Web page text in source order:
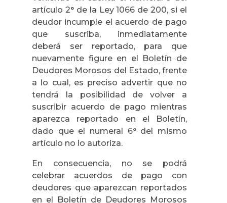
artículo 2° de la Ley 1066 de 200, si el
deudor incumple el acuerdo de pago
que suscriba, inmediatamente
deberá ser reportado, para que
nuevamente figure en el Boletín de
Deudores Morosos del Estado, frente
a lo cual, es preciso advertir que no
tendrá la posibilidad de volver a
suscribir acuerdo de pago mientras
aparezca reportado en el Boletín,
dado que el numeral 6° del mismo
artículo no lo autoriza.
En consecuencia, no se podrá
celebrar acuerdos de pago con
deudores que aparezcan reportados
en el Boletín de Deudores Morosos